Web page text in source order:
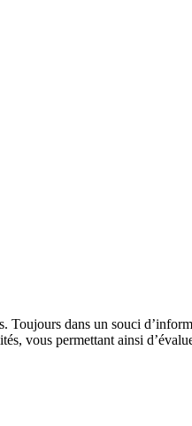
Toujours dans un souci
vous permettant ainsi